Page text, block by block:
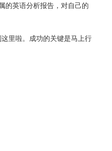
的英语分析报告，对自己的
里啦。成功的关键是马上行